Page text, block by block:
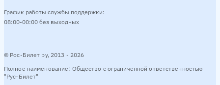
© Рос-Билет ру, 2013 - 2026
Полное наименование: Общество с ограниченной ответственностью
"Рус-Билет"
График работы службы поддержки:
08:00-00:00 без выходных